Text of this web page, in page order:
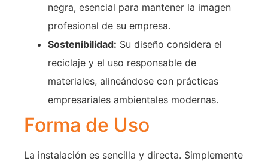
negra, esencial para mantener la imagen
profesional de su empresa.
Sostenibilidad: Su diseño considera el
reciclaje y el uso responsable de
materiales, alineándose con prácticas
empresariales ambientales modernas.
Forma de Uso
La instalación es sencilla y directa. Simplemente